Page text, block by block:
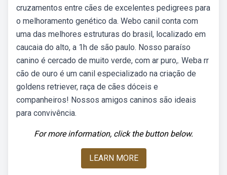
cruzamentos entre cães de excelentes pedigrees para
o melhoramento genético da. Webo canil conta com
uma das melhores estruturas do brasil, localizado em
caucaia do alto, a 1h de são paulo. Nosso paraíso
canino é cercado de muito verde, com ar puro,. Weba rr
cão de ouro é um canil especializado na criação de
goldens retriever, raça de cães dóceis e
companheiros! Nossos amigos caninos são ideais
para convivência.
For more information, click the button below.
LEARN MORE